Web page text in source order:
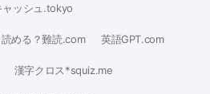
ャッシュ.tokyo
読める？難読.com 英語GPT.com
漢字クロス*squiz.me